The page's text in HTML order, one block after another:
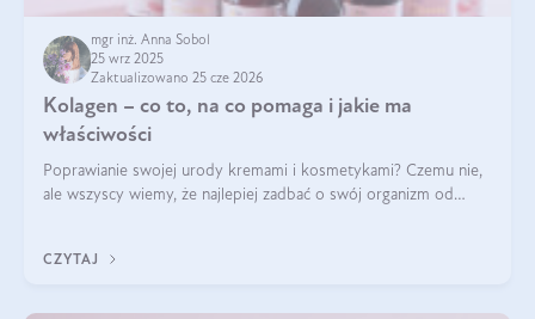
mgr inż. Anna Sobol
25 wrz 2025
Zaktualizowano 25 cze 2026
Kolagen – co to, na co pomaga i jakie ma
właściwości
Poprawianie swojej urody kremami i kosmetykami? Czemu nie,
ale wszyscy wiemy, że najlepiej zadbać o swój organizm od
wysokiej jakości suplem
CZYTAJ